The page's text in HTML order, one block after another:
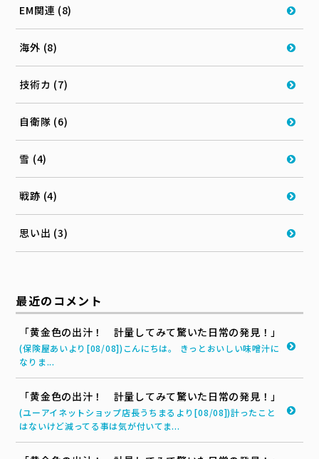
EM関連 (8)
海外 (8)
技術カ (7)
自衛隊 (6)
雪 (4)
戦跡 (4)
思い出 (3)
最近のコメント
「黄金色の出汁！ 計量してみて驚いた日常の発見！」
(保険屋あいより[08/08])こんにちは。 きっとおいしい味噌汁に
なりま...
「黄金色の出汁！ 計量してみて驚いた日常の発見！」
(ユーアイネットショップ店長うちまるより[08/08])計ったこと
はないけど減ってる事は気が付いてま...